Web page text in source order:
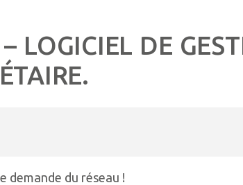
LOGICIEL DE
demande du réseau !